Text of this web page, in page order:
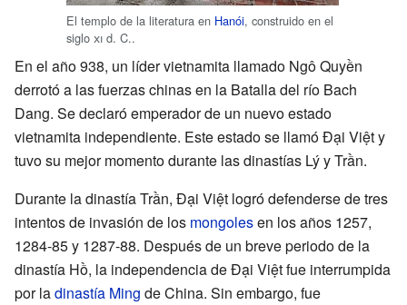
El templo de la literatura en Hanói, construido en el
siglo xi d. C..
En el año 938, un líder vietnamita llamado Ngô Quyền
derrotó a las fuerzas chinas en la Batalla del río Bach
Dang. Se declaró emperador de un nuevo estado
vietnamita independiente. Este estado se llamó Đại Việt y
tuvo su mejor momento durante las dinastías Lý y Trần.
Durante la dinastía Trần, Đại Việt logró defenderse de tres
intentos de invasión de los mongolesen los años 1257,
1284-85 y 1287-88. Después de un breve periodo de la
dinastía Hồ, la independencia de Đại Việt fue interrumpida
por ladinastía Ming de China. Sin embargo, fue